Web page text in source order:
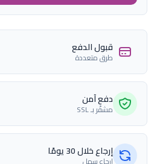
قبول الدفع
طرق متعددة
دفع آمن
مشفّر بـ SSL
إرجاع خلال 30 يومًا